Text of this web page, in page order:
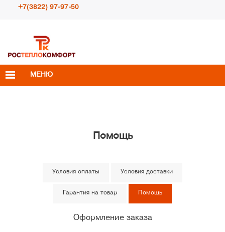
+7(3822) 97-97-50
info@rosteplokomfort.ru
МЕНЮ
Помощь
Условия оплаты Условия доставки
Гарантия на товар Помощь
Оформление заказа